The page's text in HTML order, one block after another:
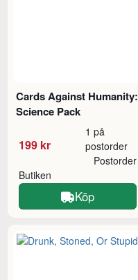
Cards Against Humanity:
Science Pack
199 kr
1 på
postorder
Butiken
Postorder
Köp